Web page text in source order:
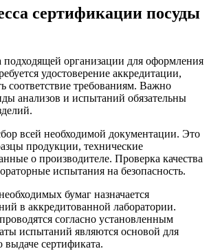
сертификации посуды
подходящей организации для оформления
удостоверение аккредитации,
соответствие требованиям. Важно
анализов и испытаний обязательны
всей необходимой документации. Это
продукции, технические
о производителе. Проверка качества
испытания на безопасность.
бумаг назначается
в аккредитованной лаборатории.
согласно установленным
испытаний являются основой для
сертификата.